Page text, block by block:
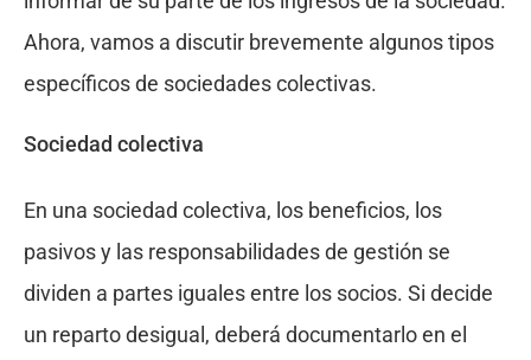
Ahora, vamos a discutir brevemente algunos tipos
específicos de sociedades colectivas.
Sociedad colectiva
En una sociedad colectiva, los beneficios, los
pasivos y las responsabilidades de gestión se
dividen a partes iguales entre los socios. Si decide
un reparto desigual, deberá documentarlo en el